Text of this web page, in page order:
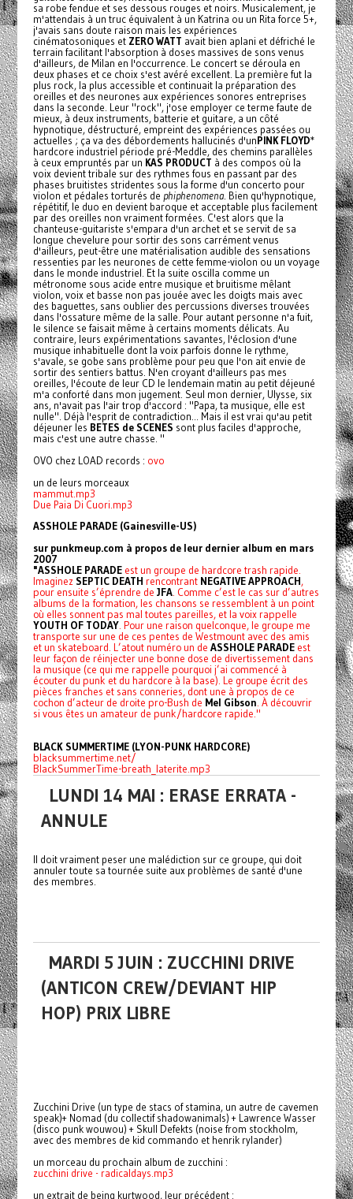
sa robe fendue et ses dessous rouges et noirs. Musicalement, je
m'attendais à un truc équivalent à un Katrina ou un Rita force 5+,
j'avais sans doute raison mais les expériences
cinématosoniques et ZERO WATT avait bien aplani et défriché le
terrain facilitant l'absorption à doses massives de sons venus
d'ailleurs, de Milan en l'occurrence. Le concert se déroula en
deux phases et ce choix s'est avéré excellent. La première fut la
plus rock, la plus accessible et continuait la préparation des
oreilles et des neurones aux expériences sonores entreprises
dans la seconde. Leur "rock", j'ose employer ce terme faute de
mieux, à deux instruments, batterie et guitare, a un côté
hypnotique, déstructuré, empreint des expériences passées ou
actuelles ; ça va des débordements hallucinés d'unPINK FLOYD*
hardcore industriel période pré-Meddle, des chemins parallèles
à ceux empruntés par un KAS PRODUCT à des compos où la
voix devient tribale sur des rythmes fous en passant par des
phases bruitistes stridentes sous la forme d'un concerto pour
violon et pédales torturés de phiphenomena. Bien qu'hypnotique,
répétitif, le duo en devient baroque et acceptable plus facilement
par des oreilles non vraiment formées. C'est alors que la
chanteuse-guitariste s'empara d'un archet et se servit de sa
longue chevelure pour sortir des sons carrément venus
d'ailleurs, peut-être une matérialisation audible des sensations
ressenties par les neurones de cette femme-violon ou un voyage
dans le monde industriel. Et la suite oscilla comme un
métronome sous acide entre musique et bruitisme mêlant
violon, voix et basse non pas jouée avec les doigts mais avec
des baguettes, sans oublier des percussions diverses trouvées
dans l'ossature même de la salle. Pour autant personne n'a fuit,
le silence se faisait même à certains moments délicats. Au
contraire, leurs expérimentations savantes, l'éclosion d'une
musique inhabituelle dont la voix parfois donne le rythme,
s'avale, se gobe sans problème pour peu que l'on ait envie de
sortir des sentiers battus. N'en croyant d'ailleurs pas mes
oreilles, l'écoute de leur CD le lendemain matin au petit déjeuné
m'a conforté dans mon jugement. Seul mon dernier, Ulysse, six
ans, n'avait pas l'air trop d'accord : "Papa, ta musique, elle est
nulle". Déjà l'esprit de contradiction... Mais il est vrai qu'au petit
déjeuner les BETES de SCENES sont plus faciles d'approche,
mais c'est une autre chasse. "
OVO chez LOAD records : ovo
un de leurs morceaux
mammut.mp3
Due Paia Di Cuori.mp3
ASSHOLE PARADE (Gainesville-US)
sur punkmeup.com à propos de leur dernier album en mars
2007
"ASSHOLE PARADEest un groupe de hardcore trash rapide.
Imaginez SEPTIC DEATH rencontrant NEGATIVE APPROACH,
pour ensuite s’éprendre de JFA. Comme c’est le cas sur d’autres
albums de la formation, les chansons se ressemblent à un point
où elles sonnent pas mal toutes pareilles, et la voix rappelle
YOUTH OF TODAY. Pour une raison quelconque, le groupe me
transporte sur une de ces pentes de Westmount avec des amis
et un skateboard. L’atout numéro un de ASSHOLE PARADEest
leur façon de réinjecter une bonne dose de divertissement dans
la musique (ce qui me rappelle pourquoi j’ai commencé à
écouter du punk et du hardcore à la base). Le groupe écrit des
pièces franches et sans conneries, dont une à propos de ce
cochon d’acteur de droite pro-Bush de Mel Gibson. À découvrir
si vous êtes un amateur de punk/hardcore rapide."
BLACK SUMMERTIME (LYON-PUNK HARDCORE)
blacksummertime.net/
BlackSummerTime-breath_laterite.mp3
LUNDI 14 MAI : ERASE ERRATA -
ANNULE
Il doit vraiment peser une malédiction sur ce groupe, qui doit
annuler toute sa tournée suite aux problèmes de santé d'une
des membres.
MARDI 5 JUIN : ZUCCHINI DRIVE
(ANTICON CREW/DEVIANT HIP
HOP) PRIX LIBRE
Zucchini Drive (un type de stacs of stamina, un autre de cavemen
speak)+ Nomad (du collectif shadowanimals) + Lawrence Wasser
(disco punk wouwou) + Skull Defekts (noise from stockholm,
avec des membres de kid commando et henrik rylander)
un morceau du prochain album de zucchini :
zucchini drive - radicaldays.mp3
un extrait de being kurtwood, leur précédent :